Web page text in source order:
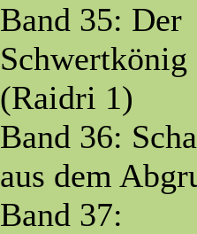
Band 35: Der
Schwertkönig
(Raidri 1)
Band 36:
aus dem
Band 37: